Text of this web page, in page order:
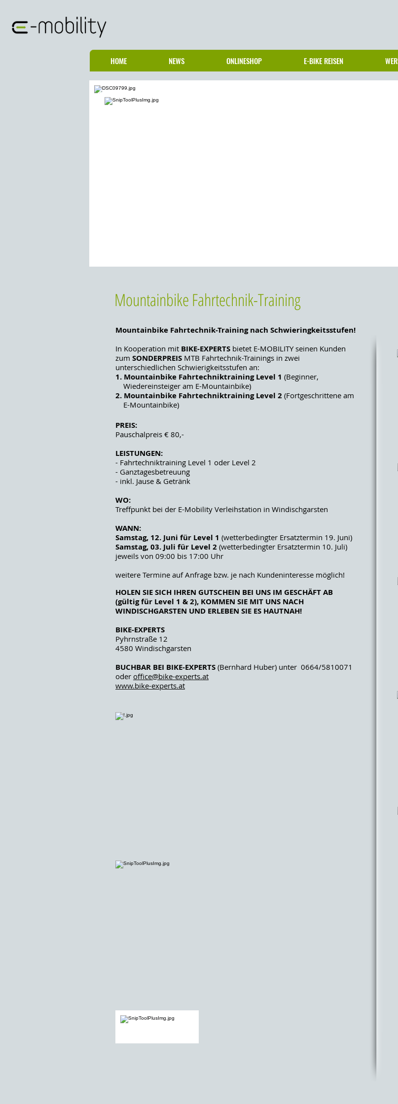
HOME NEWS ONLINESHOP E-BIKE REISEN
Mountainbike Fahrtechnik-Training
Mountainbike Fahrtechnik-Training nach Schwieringkeitsstufen!
In Kooperation mit BIKE-EXPERTS bietet E-MOBILITY seinen Kunden
zum SONDERPREIS MTB Fahrtechnik-Trainings in zwei
unterschiedlichen Schwierigkeitsstufen an:
1. Mountainbike Fahrtechniktraining Level 1 (Beginner,
Wiedereinsteiger am E-Mountainbike)
2. Mountainbike Fahrtechniktraining Level 2 (Fortgeschrittene am
E-Mountainbike)
PREIS:
Pauschalpreis € 80,-
​LEISTUNGEN:
- Fahrtechniktraining Level 1 oder Level 2
- Ganztagesbetreuung
- inkl. Jause & Getränk
WO:
Treffpunkt bei der E-Mobility Verleihstation in Windischgarsten
WANN:
Samstag, 12. Juni für Level 1 (wetterbedingter Ersatztermin 19. Juni)
​Samstag, 03. Juli für Level 2 (wetterbedingter Ersatztermin 10. Juli)
jeweils von 09:00 bis 17:00 Uhr
weitere Termine auf Anfrage bzw. je nach Kundeninteresse möglich!
HOLEN SIE SICH IHREN GUTSCHEIN BEI UNS IM GESCHÄFT AB
(gültig für Level 1 & 2), KOMMEN SIE MIT UNS NACH
WINDISCHGARSTEN UND ERLEBEN SIE ES HAUTNAH!
BIKE-EXPERTS
Pyhrnstraße 12
4580 Windischgarsten
BUCHBAR BEI BIKE-EXPERTS (Bernhard Huber) unter 0664/5810071
oder office@bike-experts.at
www.bike-experts.at